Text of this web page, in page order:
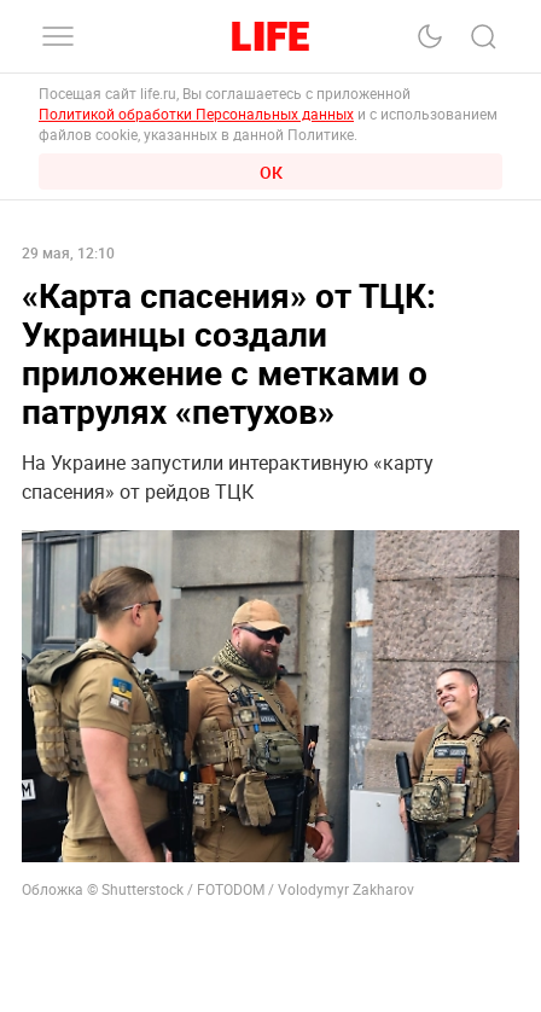
Посещая сайт life.ru, Вы соглашаетесь с приложенной
Политикой обработки Персональных данных и с использованием
файлов cookie, указанных в данной Политике.
ОК
29 мая, 12:10
«Карта спасения» от ТЦК:
Украинцы создали
приложение с метками о
патрулях «петухов»
На Украине запустили интерактивную «карту
спасения» от рейдов ТЦК
Обложка © Shutterstock / FOTODOM / Volodymyr Zakharov